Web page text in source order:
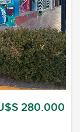
280.000